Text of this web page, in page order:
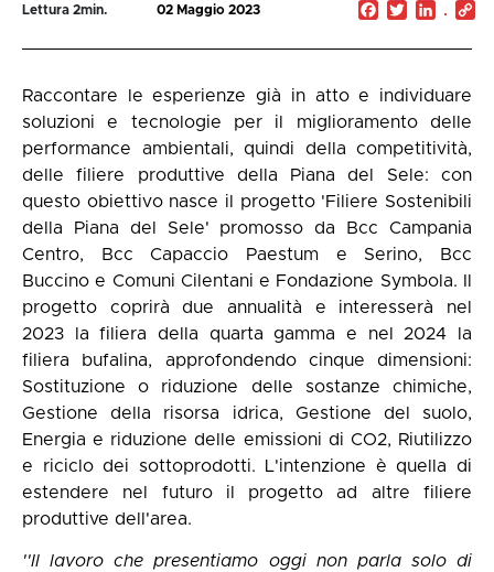
Lettura 2min. 02 Maggio 2023 Facebook
Twitter
Raccontare le esperienze già in atto e individuare
soluzioni e tecnologie per il miglioramento delle
performance ambientali, quindi della competitività,
delle filiere produttive della Piana del Sele: con
questo obiettivo nasce il progetto 'Filiere Sostenibili
della Piana del Sele' promosso da Bcc Campania
Centro, Bcc Capaccio Paestum e Serino, Bcc
Buccino e Comuni Cilentani e Fondazione Symbola. Il
progetto coprirà due annualità e interesserà nel
2023 la filiera della quarta gamma e nel 2024 la
filiera bufalina, approfondendo cinque dimensioni:
Sostituzione o riduzione delle sostanze chimiche,
Gestione della risorsa idrica, Gestione del suolo,
Energia e riduzione delle emissioni di CO2, Riutilizzo
e riciclo dei sottoprodotti. L'intenzione è quella di
estendere nel futuro il progetto ad altre filiere
produttive dell'area.
''Il lavoro che presentiamo oggi non parla solo di